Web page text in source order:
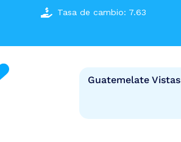
Tasa de cambio: 7.63
Guatemelate Vistas